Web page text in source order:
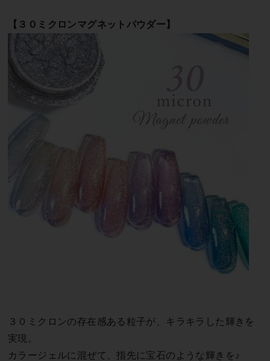
【３０ミクロンマグネットパウダー】
３０ミクロンの存在感ある粒子が、キラキラした輝きを
実現。
カラージェルに混ぜて、指先に宝石のような輝きを♪